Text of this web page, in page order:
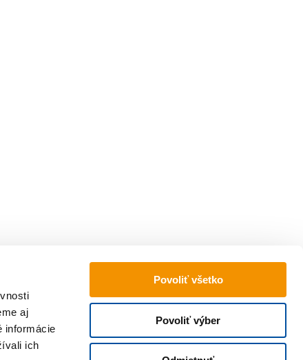
aj
informácie
ich
Povoliť všetko
Povoliť výber
sa k jeho bezpečnému používaniu.
súde v Českých Budějoviciach